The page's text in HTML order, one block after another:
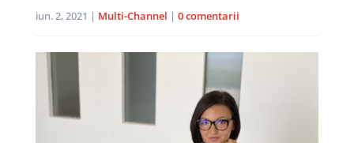
iun. 2, 2021 | Multi-Channel | 0 comentarii